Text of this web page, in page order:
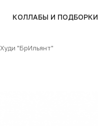
КОЛЛАБЫ И ПОДБОРКИ
Худи "БрИльянт"